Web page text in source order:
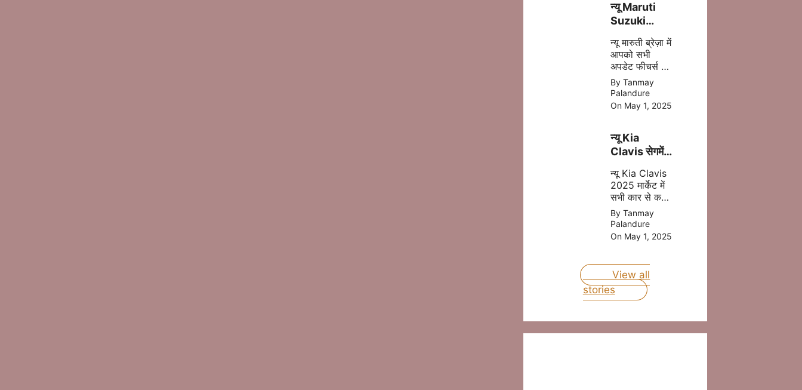
न्यू Maruti
Suzuki
Brezza
2025 अब
मात्र ₹8.69
लाख की प्राइस
में
न्यू मारुती ब्रेज़ा में
आपको सभी
अपडेट फीचर्स और
दमदार इंजन मिल
जाता है इसमें
आपको CNG का
आप्शन भी मिलने
आपकी माइलेज
बढ़ता है |
By Tanmay
Palandure
On May 1, 2025
न्यू Kia
Clavis सेगमेंट
होंगी जल्द लॉन्च
जानिए प्राइस
न्यू Kia Clavis
2025 मार्केट में
सभी कार से कड़ा
मुकबला करने
वाली है, क्युकी यह
कार अपडेट
फीचर्स और दमदार
लॉन्च होने वाली है
|
By Tanmay
Palandure
On May 1, 2025
View all
stories